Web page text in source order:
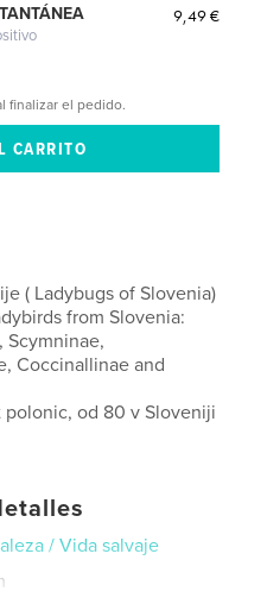
9,49 €
finalizar el pedido.
( Ladybugs of Slovenia)
from Slovenia:
Scymninae,
Coccinallinae and
od 80 v Sloveniji
/ Vida salvaje